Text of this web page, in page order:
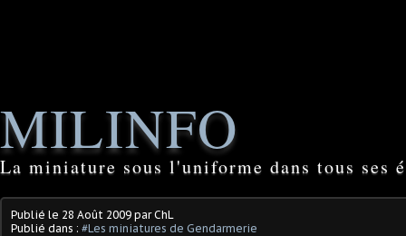
MILINFO
La miniature sous l'uniforme dans tous ses
Publié le 28 Août 2009 par ChL
Publié dans : #Les miniatures de Gendarmerie